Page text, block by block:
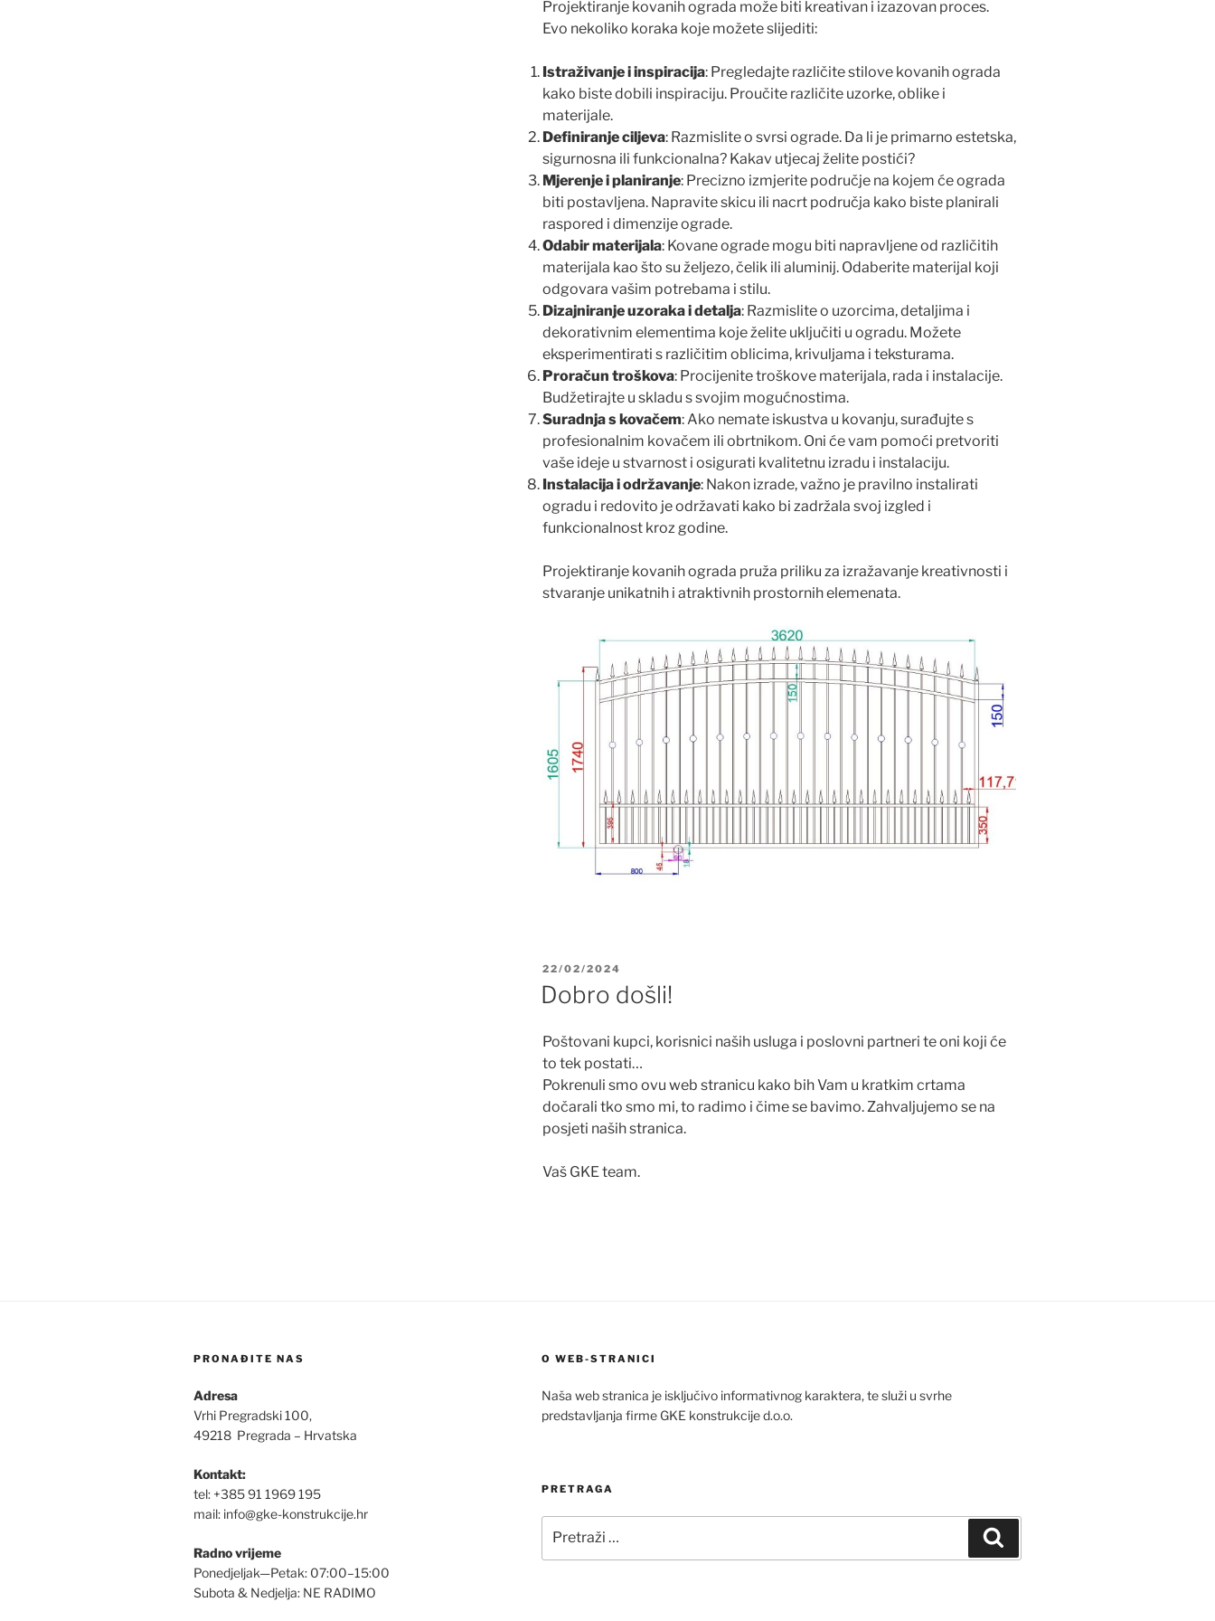
Projektiranje kovanih ograda može biti kreativan i izazovan proces.
Evo nekoliko koraka koje možete slijediti:
Istraživanje i inspiracija: Pregledajte različite stilove kovanih ograda
kako biste dobili inspiraciju. Proučite različite uzorke, oblike i
materijale.
Definiranje ciljeva: Razmislite o svrsi ograde. Da li je primarno estetska,
sigurnosna ili funkcionalna? Kakav utjecaj želite postići?
Mjerenje i planiranje: Precizno izmjerite područje na kojem će ograda
biti postavljena. Napravite skicu ili nacrt područja kako biste planirali
raspored i dimenzije ograde.
Odabir materijala: Kovane ograde mogu biti napravljene od različitih
materijala kao što su željezo, čelik ili aluminij. Odaberite materijal koji
odgovara vašim potrebama i stilu.
Dizajniranje uzoraka i detalja: Razmislite o uzorcima, detaljima i
dekorativnim elementima koje želite uključiti u ogradu. Možete
eksperimentirati s različitim oblicima, krivuljama i teksturama.
Proračun troškova: Procijenite troškove materijala, rada i instalacije.
Budžetirajte u skladu s svojim mogućnostima.
Suradnja s kovačem: Ako nemate iskustva u kovanju, surađujte s
profesionalnim kovačem ili obrtnikom. Oni će vam pomoći pretvoriti
vaše ideje u stvarnost i osigurati kvalitetnu izradu i instalaciju.
Instalacija i održavanje: Nakon izrade, važno je pravilno instalirati
ogradu i redovito je održavati kako bi zadržala svoj izgled i
funkcionalnost kroz godine.
Projektiranje kovanih ograda pruža priliku za izražavanje kreativnosti i
stvaranje unikatnih i atraktivnih prostornih elemenata.
OBJAVLJENO
22/02/2024
Dobro došli!
Poštovani kupci, korisnici naših usluga i poslovni partneri te oni koji će
to tek postati…
Pokrenuli smo ovu web stranicu kako bih Vam u kratkim crtama
dočarali tko smo mi, to radimo i čime se bavimo. Zahvaljujemo se na
posjeti naših stranica.
Vaš GKE team.
PRONAĐITE NAS
Adresa
Vrhi Pregradski 100,
49218 Pregrada – Hrvatska
Kontakt:
tel: +385 91 1969 195
mail: info@gke-konstrukcije.hr
Radno vrijeme
Ponedjeljak—Petak: 07:00–15:00
Subota & Nedjelja: NE RADIMO
O WEB-STRANICI
Naša web stranica je isključivo informativnog karaktera, te služi u svrhe
predstavljanja firme GKE konstrukcije d.o.o.
PRETRAGA